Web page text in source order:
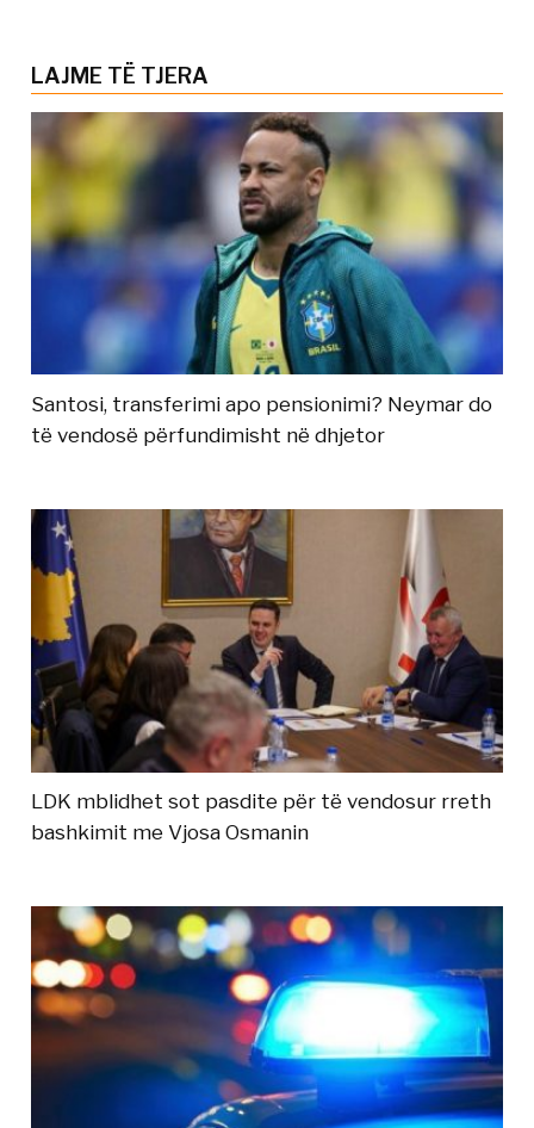
LAJME TË TJERA
Santosi, transferimi apo pensionimi? Neymar do
të vendosë përfundimisht në dhjetor
LDK mblidhet sot pasdite për të vendosur rreth
bashkimit me Vjosa Osmanin